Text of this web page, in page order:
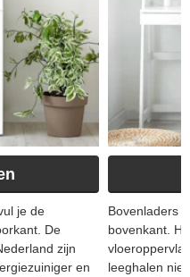
je de
De
zijn
en
Bovenladers
bovenkant.
leeghalen